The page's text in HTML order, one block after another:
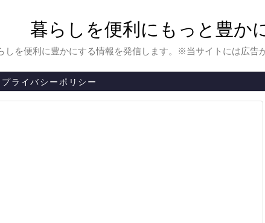
暮らしを便利にもっと豊か
しを便利に豊かにする情報を発信します。※当サイトには広告
プライバシーポリシー